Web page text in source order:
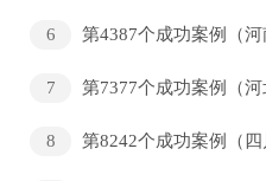
6
第4387个成功案例（
7
第7377个成功案例（
8
第8242个成功案例（